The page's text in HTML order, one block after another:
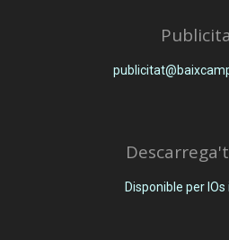
Disponible per IOs